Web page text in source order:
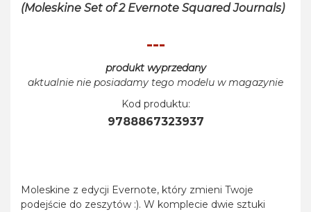
(Moleskine Set of 2 Evernote Squared Journals)
---
produkt wyprzedany
aktualnie nie posiadamy tego modelu w magazynie
Kod produktu:
9788867323937
Moleskine z edycji Evernote, który zmieni Twoje
podejście do zeszytów :). W komplecie dwie sztuki